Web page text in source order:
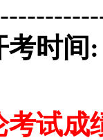
时间 :
试成